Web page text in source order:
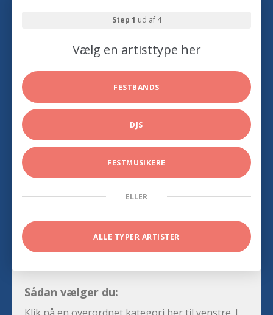
Step 1 ud af 4
Vælg en artisttype her
FESTBANDS
DJS
FESTMUSIKERE
ELLER
ALLE TYPER ARTISTER
Sådan vælger du: